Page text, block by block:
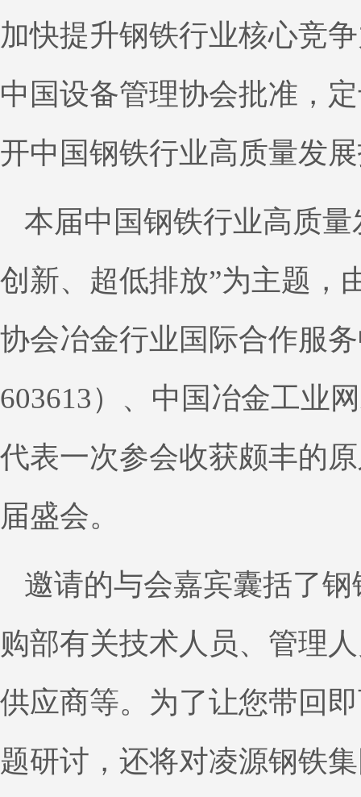
加快提升钢铁行业核心竞
中国设备管理协会批准，
开中国钢铁行业高质量发
本届中国钢铁行业高质
创新、超低排放”为主题，
协会冶金行业国际合作服
603613）、中国冶金工业
代表一次参会收获颇丰的
届盛会。
邀请的与会嘉宾囊括了
购部有关技术人员、管理
供应商等。为了让您带回
题研讨，还将对凌源钢铁